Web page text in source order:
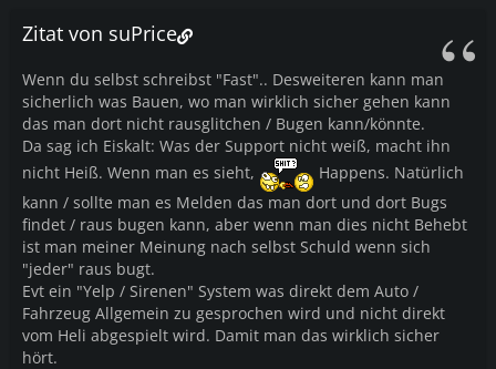
Zitat von suPrice
Wenn du selbst schreibst "Fast".. Desweiteren kann man
sicherlich was Bauen, wo man wirklich sicher gehen kann
das man dort nicht rausglitchen / Bugen kann/könnte.
Da sag ich Eiskalt: Was der Support nicht weiß, macht ihn
nicht Heiß. Wenn man es sieht,
Happens. Natürlich
kann / sollte man es Melden das man dort und dort Bugs
findet / raus bugen kann, aber wenn man dies nicht Behebt
ist man meiner Meinung nach selbst Schuld wenn sich
"jeder" raus bugt.
Evt ein "Yelp / Sirenen" System was direkt dem Auto /
Fahrzeug Allgemein zu gesprochen wird und nicht direkt
vom Heli abgespielt wird. Damit man das wirklich sicher
hört.